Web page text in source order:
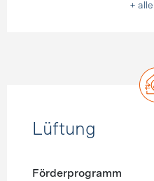
+
Lüftung
Förderprogramm